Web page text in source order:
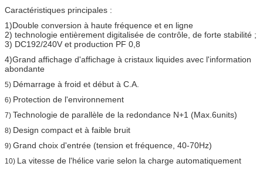
Caractéristiques principales :
1)Double conversion à haute fréquence et en ligne
2) technologie entièrement digitalisée de contrôle, de forte stabilité ;
3) DC192/240V et production PF 0,8
4)Grand affichage d'affichage à cristaux liquides avec l'information
abondante
5) Démarrage à froid et début à C.A.
6) Protection de l'environnement
7) Technologie de parallèle de la redondance N+1 (Max.6units)
8) Design compact et à faible bruit
9) Grand choix d'entrée (tension et fréquence, 40-70Hz)
10) La vitesse de l'hélice varie selon la charge automatiquement